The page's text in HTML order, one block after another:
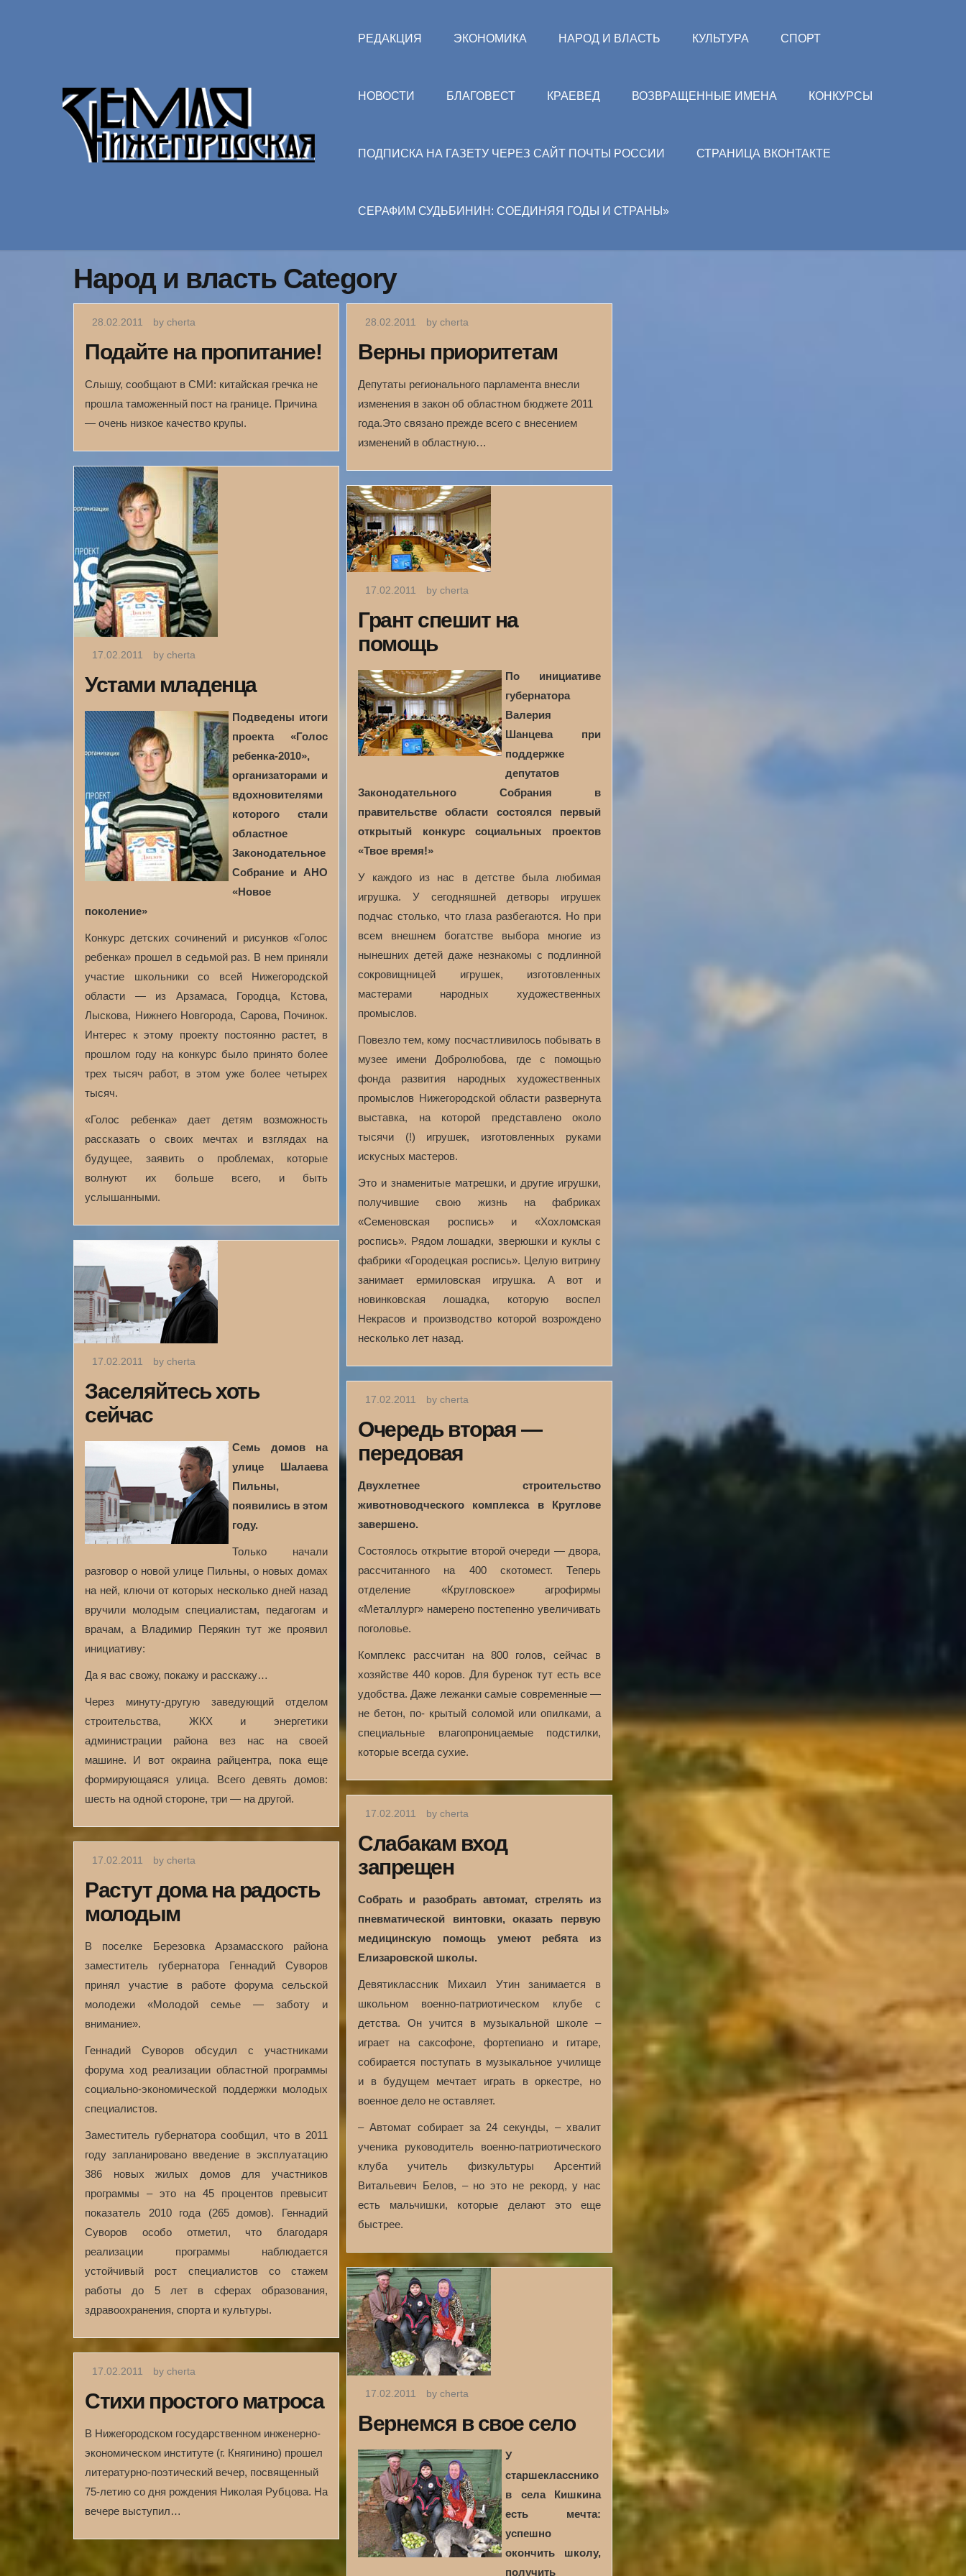
РЕДАКЦИЯ ЭКОНОМИКА НАРОД И ВЛАСТЬ КУЛЬТУРА СПОРТ
НОВОСТИ БЛАГОВЕСТ КРАЕВЕД ВОЗВРАЩЕННЫЕ ИМЕНА КОНКУРСЫ
ПОДПИСКА НА ГАЗЕТУ ЧЕРЕЗ САЙТ ПОЧТЫ РОССИИ СТРАНИЦА ВКОНТАКТЕ
СЕРАФИМ СУДЬБИНИН: СОЕДИНЯЯ ГОДЫ И СТРАНЫ»
Народ и власть Category
28.02.2011 by cherta
Подайте на пропитание!
Слышу, сообщают в СМИ: китайская гречка не
прошла таможенный пост на границе. Причина
— очень низкое качество крупы.
17.02.2011 by cherta
Устами младенца
Подведены итоги
проекта «Голос
ребенка-2010»,
организаторами и
вдохновителями
которого стали
областное
Законодательное
Собрание и АНО
«Новое
поколение»
Конкурс детских сочинений и рисунков «Голос
ребенка» прошел в седьмой раз. В нем приняли
участие школьники со всей Нижегородской
области — из Арзамаса, Городца, Кстова,
Лыскова, Нижнего Новгорода, Сарова, Починок.
Интерес к этому проекту постоянно растет, в
прошлом году на конкурс было принято более
трех тысяч работ, в этом уже более четырех
тысяч.
«Голос ребенка» дает детям возможность
рассказать о своих мечтах и взглядах на
будущее, заявить о проблемах, которые
волнуют их больше всего, и быть
услышанными.
17.02.2011 by cherta
Заселяйтесь хоть
сейчас
Семь домов на
улице Шалаева
Пильны,
появились в этом
году.
Только начали
разговор о новой улице Пильны, о новых домах
на ней, ключи от которых несколько дней назад
вручили молодым специалистам, педагогам и
врачам, а Владимир Перякин тут же проявил
инициативу:
Да я вас свожу, покажу и расскажу…
Через минуту-другую заведующий отделом
строительства, ЖКХ и энергетики
администрации района вез нас на своей
машине. И вот окраина райцентра, пока еще
формирующаяся улица. Всего девять домов:
шесть на одной стороне, три — на другой.
17.02.2011 by cherta
Растут дома на радость
молодым
В поселке Березовка Арзамасского района
заместитель губернатора Геннадий Суворов
принял участие в работе форума сельской
молодежи «Молодой семье — заботу и
внимание».
Геннадий Суворов обсудил с участниками
форума ход реализации областной программы
социально-экономической поддержки молодых
специалистов.
Заместитель губернатора сообщил, что в 2011
году запланировано введение в эксплуатацию
386 новых жилых домов для участников
программы – это на 45 процентов превысит
показатель 2010 года (265 домов). Геннадий
Суворов особо отметил, что благодаря
реализации программы наблюдается
устойчивый рост специалистов со стажем
работы до 5 лет в сферах образования,
здравоохранения, спорта и культуры.
17.02.2011 by cherta
Стихи простого матроса
В Нижегородском государственном инженерно-
экономическом институте (г. Княгинино) прошел
литературно-поэтический вечер, посвященный
75-летию со дня рождения Николая Рубцова. На
вечере выступил…
28.02.2011 by cherta
Верны приоритетам
Депутаты регионального парламента внесли
изменения в закон об областном бюджете 2011
года.Это связано прежде всего с внесением
изменений в област­ную…
17.02.2011 by cherta
Грант спешит на
помощь
По инициативе
губернатора
Валерия
Шанцева при
поддержке
депутатов
Законодательного Собрания в
правительстве области состоялся первый
открытый конкурс социальных проектов
«Твое время!»
У каждого из нас в детстве была любимая
игрушка. У сегодняшней детворы игрушек
подчас столько, что глаза разбегаются. Но при
всем внешнем богатстве выбора многие из
нынешних детей даже незнакомы с подлинной
сокровищницей игрушек, изготовленных
мастерами народных художественных
промыслов.
Повезло тем, кому посчастливилось побывать в
музее имени Добролюбова, где с помощью
фонда развития народных художественных
промыслов Нижегородской области развернута
выставка, на которой представлено около
тысячи (!) игрушек, изготовленных руками
искусных мастеров.
Это и знаменитые матрешки, и другие игрушки,
получившие свою жизнь на фабриках
«Семеновская роспись» и «Хохломская
роспись». Рядом лошадки, зверюшки и куклы с
фабрики «Городецкая роспись». Целую витрину
занимает ермиловская игрушка. А вот и
новинковская лошадка, которую воспел
Некрасов и производство которой возрождено
несколько лет назад.
17.02.2011 by cherta
Очередь вторая —
передовая
Двухлетнее строительство
животноводческого комплекса в Круглове
завершено.
Состоялось открытие второй очереди — двора,
рассчитанного на 400 скотомест. Теперь
отделение «Кругловское» агрофирмы
«Металлург» намерено постепенно увеличивать
поголовье.
Комплекс рассчитан на 800 голов, сейчас в
хозяйстве 440 коров. Для буренок тут есть все
удобства. Даже лежанки самые современные —
не бетон, по- крытый соломой или опилками, а
специальные влагопроницаемые подстилки,
которые всегда сухие.
17.02.2011 by cherta
Слабакам вход
запрещен
Собрать и разобрать автомат, стрелять из
пневматической винтовки, оказать первую
медицинскую помощь умеют ребята из
Елизаровской школы.
Девятиклассник Михаил Утин занимается в
школьном военно-патриотическом клубе с
детства. Он учится в музыкальной школе –
играет на саксофоне, фортепиано и гитаре,
собирается поступать в музыкальное училище
и в будущем мечтает играть в оркестре, но
военное дело не оставляет.
– Автомат собирает за 24 секунды, – хвалит
ученика руководитель военно-патриотического
клуба учитель физкультуры Арсентий
Витальевич Белов, – но это не рекорд, у нас
есть мальчишки, которые делают это еще
быстрее.
17.02.2011 by cherta
Вернемся в свое село
У
старшекласснико
в села Кишкина
есть мечта:
успешно
окончить школу,
получить